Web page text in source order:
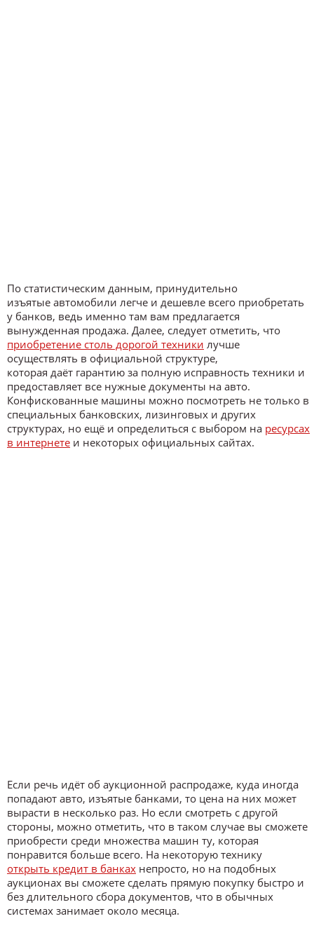
По статистическим данным, принудительно
изъятые автомобили легче и дешевле всего приобретать
у банков, ведь именно там вам предлагается
вынужденная продажа. Далее, следует отметить, что
приобретение столь дорогой техники лучше
осуществлять в официальной структуре,
которая даёт гарантию за полную исправность техники и
предоставляет все нужные документы на авто.
Конфискованные машины можно посмотреть не только в
специальных банковских, лизинговых и других
структурах, но ещё и определиться с выбором на ресурсах
в интернете и некоторых официальных сайтах.
Если речь идёт об аукционной распродаже, куда иногда
попадают авто, изъятые банками, то цена на них может
вырасти в несколько раз. Но если смотреть с другой
стороны, можно отметить, что в таком случае вы сможете
приобрести среди множества машин ту, которая
понравится больше всего. На некоторую технику
открыть кредит в банках непросто, но на подобных
аукционах вы сможете сделать прямую покупку быстро и
без длительного сбора документов, что в обычных
системах занимает около месяца.